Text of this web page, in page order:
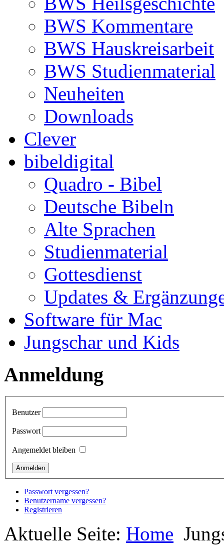
BWS Kommentare
BWS Hauskreisarbeit
BWS Studienmaterial
Neuheiten
Downloads
Clever
bibeldigital
Quadro - Bibel
Deutsche Bibeln
Alte Sprachen
Studienmaterial
Gottesdienst
Updates &
Software für Mac
Jungschar und Kids
Anmeldung
Benutzer
Passwort
Angemeldet bleiben
Passwort vergessen?
Benutzername vergessen?
Registrieren
Aktuelle Seite: Home